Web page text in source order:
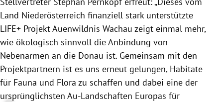
Land Niederösterreich finanziell stark unterstützte
LIFE+ Projekt Auenwildnis Wachau zeigt einmal mehr,
wie ökologisch sinnvoll die Anbindung von
Nebenarmen an die Donau ist. Gemeinsam mit den
Projektpartnern ist es uns erneut gelungen, Habitate
für Fauna und Flora zu schaffen und dabei eine der
ursprünglichsten Au-Landschaften Europas für